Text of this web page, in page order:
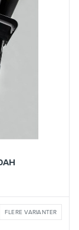
FLERE VARIANTER